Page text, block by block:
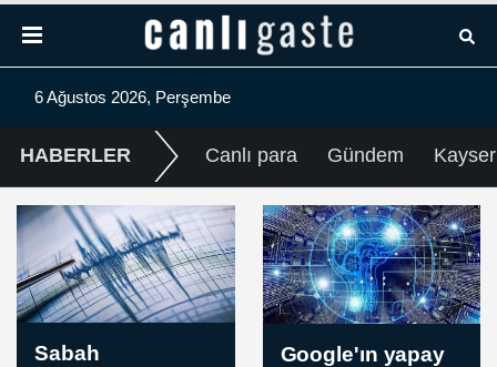
6 Ağustos 2026, Perşembe
HABERLER Canlı para Gündem
Google'ın yapay
İsrail güçleri Batı